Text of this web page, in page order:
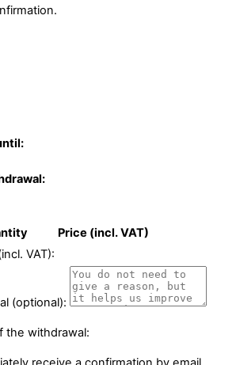
Price (incl. VAT)
VAT):
(optional):
the withdrawal: